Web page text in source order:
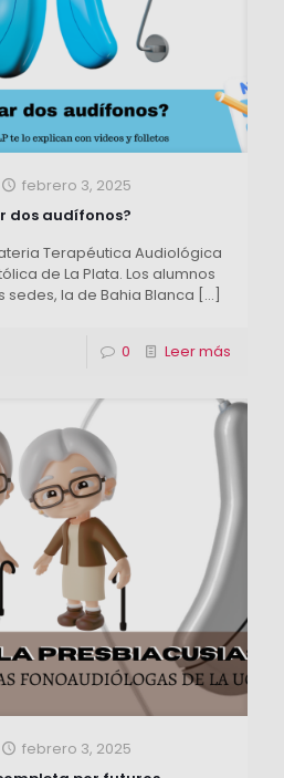
febrero 3, 2025
dos audífonos?
Terapéutica Audiológica
de La Plata. Los alumnos
la de Bahia Blanca […]
0 Leer más
febrero 3, 2025